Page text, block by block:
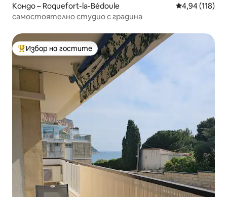
Кондо – Roquefort-la-Bédoule Средна
4,94 (118)
самостоятелно студио с градина
Най-популярен избор на гостите
Избор на гостите